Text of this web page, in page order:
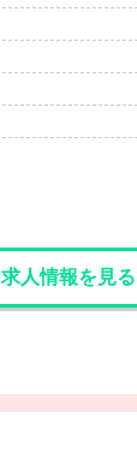
求人情報を見る